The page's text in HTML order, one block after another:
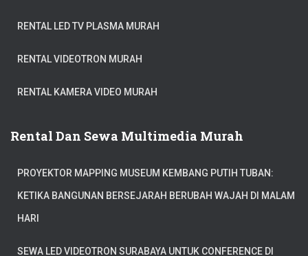
RENTAL LED TV PLASMA MURAH
RENTAL VIDEOTRON MURAH
RENTAL KAMERA VIDEO MURAH
Rental Dan Sewa Multimedia Murah
PROYEKTOR MAPPING MUSEUM KEMBANG PUTIH TUBAN:
KETIKA BANGUNAN BERSEJARAH BERUBAH WAJAH DI MALAM
HARI
SEWA LED VIDEOTRON SURABAYA UNTUK CONFERENCE DI